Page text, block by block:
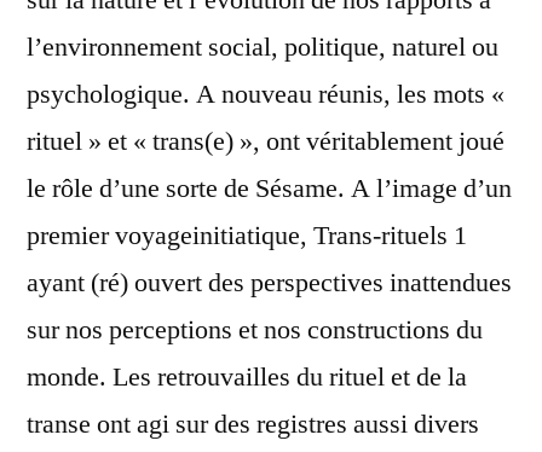
l’environnement social, politique, naturel ou
psychologique. A nouveau réunis, les mots «
rituel » et « trans(e) », ont véritablement joué
le rôle d’une sorte de Sésame. A l’image d’un
premier voyageinitiatique, Trans-rituels 1
ayant (ré) ouvert des perspectives inattendues
sur nos perceptions et nos constructions du
monde. Les retrouvailles du rituel et de la
transe ont agi sur des registres aussi divers